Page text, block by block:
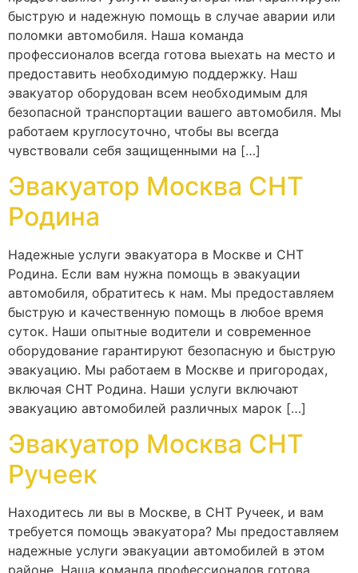
быструю и надежную помощь в случае аварии или
поломки автомобиля. Наша команда
профессионалов всегда готова выехать на место и
предоставить необходимую поддержку. Наш
эвакуатор оборудован всем необходимым для
безопасной транспортации вашего автомобиля. Мы
работаем круглосуточно, чтобы вы всегда
чувствовали себя защищенными на […]
Эвакуатор Москва СНТ
Родина
Надежные услуги эвакуатора в Москве и СНТ
Родина. Если вам нужна помощь в эвакуации
автомобиля, обратитесь к нам. Мы предоставляем
быструю и качественную помощь в любое время
суток. Наши опытные водители и современное
оборудование гарантируют безопасную и быструю
эвакуацию. Мы работаем в Москве и пригородах,
включая СНТ Родина. Наши услуги включают
эвакуацию автомобилей различных марок […]
Эвакуатор Москва СНТ
Ручеек
Находитесь ли вы в Москве, в СНТ Ручеек, и вам
требуется помощь эвакуатора? Мы предоставляем
надежные услуги эвакуации автомобилей в этом